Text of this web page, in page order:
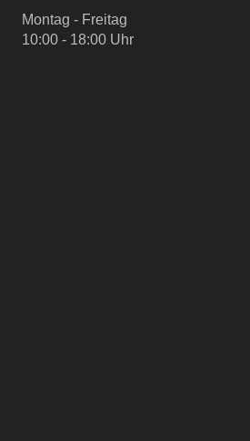
Montag - Freitag
10:00 - 18:00 Uhr